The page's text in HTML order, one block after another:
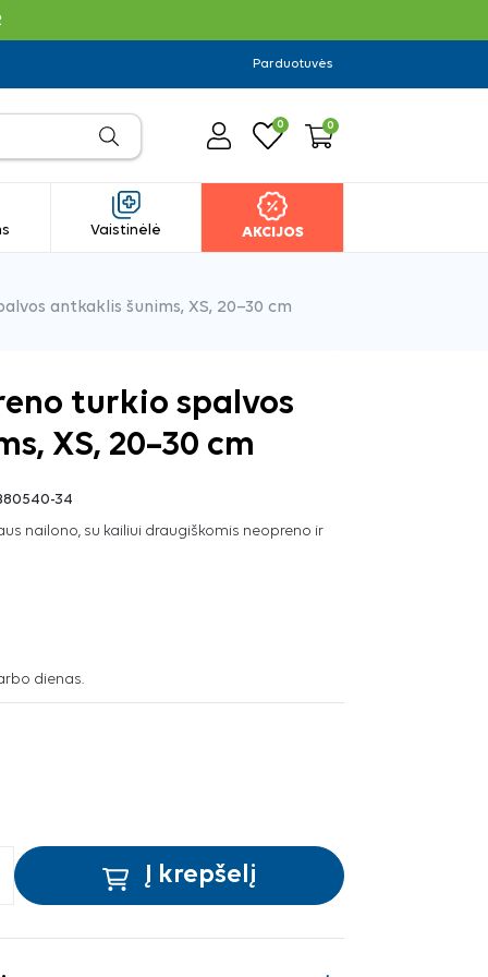
Parduotuvės
0 0
Vaistinėlė AKCIJOS
antkaklis šunims, XS, 20–30 cm
turkio spalvos
XS, 20–30 cm
34
nailono, su kailiui draugiškomis neopreno ir
dienas.
Į krepšelį